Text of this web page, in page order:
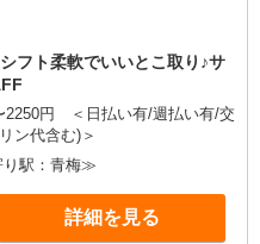
フト柔軟でいいとこ取り♪サ
2250円 ＜日払い有/週払い有/交
ン代含む)＞
駅：青梅≫
詳細を見る